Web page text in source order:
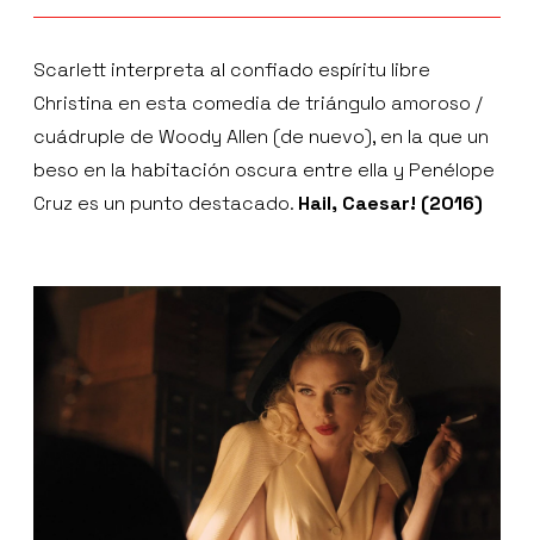
Scarlett interpreta al confiado espíritu libre
Christina en esta comedia de triángulo amoroso /
cuádruple de Woody Allen (de nuevo), en la que un
beso en la habitación oscura entre ella y Penélope
Cruz es un punto destacado. Hail, Caesar! (2016)